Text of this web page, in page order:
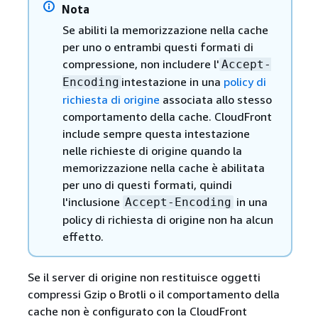
Nota
Se abiliti la memorizzazione nella cache
per uno o entrambi questi formati di
compressione, non includere l' Accept-
Encoding intestazione in una policy di
richiesta di origine associata allo stesso
comportamento della cache. CloudFront
include sempre questa intestazione
nelle richieste di origine quando la
memorizzazione nella cache è abilitata
per uno di questi formati, quindi
l'inclusione Accept-Encoding in una
policy di richiesta di origine non ha alcun
effetto.
Se il server di origine non restituisce oggetti
compressi Gzip o Brotli o il comportamento della
cache non è configurato con la CloudFront